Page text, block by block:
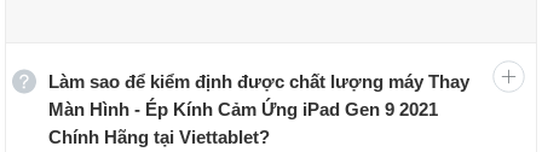
Bước 2: Nhân viên kỹ thuật sẽ thực hiện kiểm tra tổng quan về
iPad Gen 9 2021 của bạn để xem xét hết tất cả những lỗi hiện
có.
Làm sao để kiểm định được chất lượng máy Thay
Màn Hình - Ép Kính Cảm Ứng iPad Gen 9 2021
Chính Hãng tại Viettablet?